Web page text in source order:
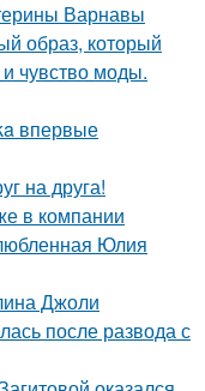
Варнавы
образ, который
чувство моды.
впервые
на друга!
в компании
Юлия
Джоли
после развода с